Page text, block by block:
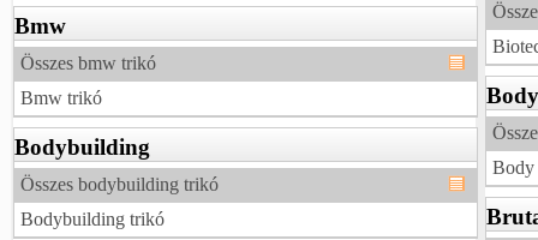
Bmw
Összes bmw trikó
Bmw trikó
Bodybuilding
Összes bodybuilding trikó
Bodybuilding trikó
Body